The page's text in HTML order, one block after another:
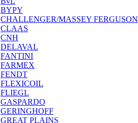
BYPY
CHALLENGER/MASSEY FERGUSON
CLAAS
CNH
DELAVAL
FANTINI
FARMEX
FENDT
FLEXICOIL
FLIEGL
GASPARDO
GERINGHOFF
GREAT PLAINS